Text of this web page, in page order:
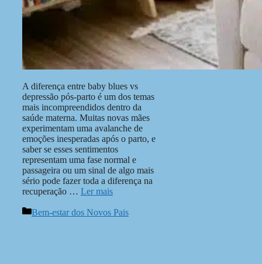
A diferença entre baby blues vs
depressão pós-parto é um dos temas
mais incompreendidos dentro da
saúde materna. Muitas novas mães
experimentam uma avalanche de
emoções inesperadas após o parto, e
saber se esses sentimentos
representam uma fase normal e
passageira ou um sinal de algo mais
sério pode fazer toda a diferença na
recuperação … Ler mais
Categorias
Bem-estar dos Novos Pais